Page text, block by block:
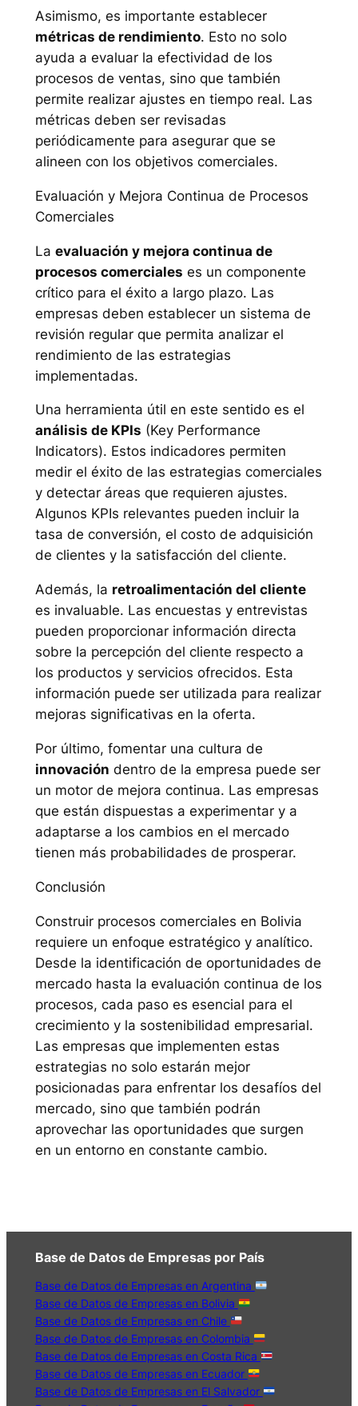
Asimismo, es importante establecer
métricas de rendimiento. Esto no solo
ayuda a evaluar la efectividad de los
procesos de ventas, sino que también
permite realizar ajustes en tiempo real. Las
métricas deben ser revisadas
periódicamente para asegurar que se
alineen con los objetivos comerciales.
Evaluación y Mejora Continua de Procesos
Comerciales
La evaluación y mejora continua de
procesos comerciales es un componente
crítico para el éxito a largo plazo. Las
empresas deben establecer un sistema de
revisión regular que permita analizar el
rendimiento de las estrategias
implementadas.
Una herramienta útil en este sentido es el
análisis de KPIs (Key Performance
Indicators). Estos indicadores permiten
medir el éxito de las estrategias comerciales
y detectar áreas que requieren ajustes.
Algunos KPIs relevantes pueden incluir la
tasa de conversión, el costo de adquisición
de clientes y la satisfacción del cliente.
Además, la retroalimentación del cliente
es invaluable. Las encuestas y entrevistas
pueden proporcionar información directa
sobre la percepción del cliente respecto a
los productos y servicios ofrecidos. Esta
información puede ser utilizada para realizar
mejoras significativas en la oferta.
Por último, fomentar una cultura de
innovación dentro de la empresa puede ser
un motor de mejora continua. Las empresas
que están dispuestas a experimentar y a
adaptarse a los cambios en el mercado
tienen más probabilidades de prosperar.
Conclusión
Construir procesos comerciales en Bolivia
requiere un enfoque estratégico y analítico.
Desde la identificación de oportunidades de
mercado hasta la evaluación continua de los
procesos, cada paso es esencial para el
crecimiento y la sostenibilidad empresarial.
Las empresas que implementen estas
estrategias no solo estarán mejor
posicionadas para enfrentar los desafíos del
mercado, sino que también podrán
aprovechar las oportunidades que surgen
en un entorno en constante cambio.
Base de Datos de Empresas por País
Base de Datos de Empresas en Argentina
Base de Datos de Empresas en Bolivia
Base de Datos de Empresas en Chile
Base de Datos de Empresas en Colombia
Base de Datos de Empresas en Costa Rica
Base de Datos de Empresas en Ecuador
Base de Datos de Empresas en El Salvador